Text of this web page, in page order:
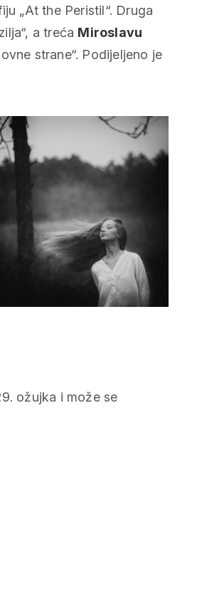
„At the Peristil“. Druga
a treća Miroslavu
strane“. Podijeljeno je
ožujka i može se